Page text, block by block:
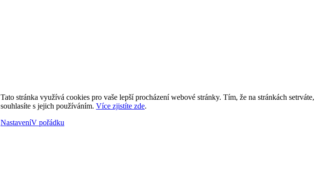
Tato stránka využívá cookies pro vaše lepší procházení webové stránky. Tím, že na stránkách setrváte,
souhlasíte s jejich používáním. Více zjistíte zde.
NastaveníV pořádku